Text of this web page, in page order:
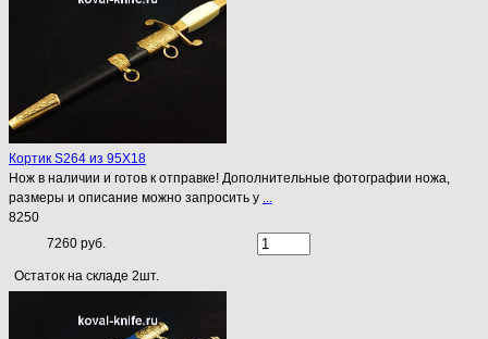
Кортик S264 из 95Х18
Нож в наличии и готов к отправке! Дополнительные фотографии ножа,
размеры и описание можно запросить у ...
8250
7260 руб.
Остаток на складе 2шт.